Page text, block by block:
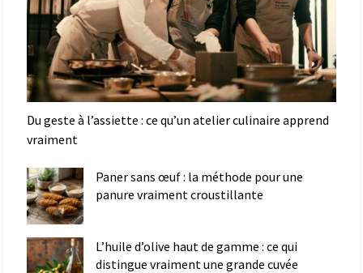
Du geste à l’assiette : ce qu’un atelier culinaire apprend
vraiment
Paner sans œuf : la méthode pour une
panure vraiment croustillante
L’huile d’olive haut de gamme : ce qui
distingue vraiment une grande cuvée